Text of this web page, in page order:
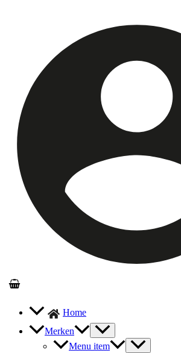
Home
Merken
Menu item